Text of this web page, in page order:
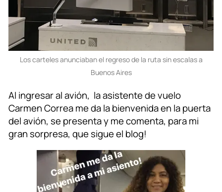
Los carteles anunciaban el regreso de la ruta sin escalas a
Buenos Aires
Al ingresar al avión, la asistente de vuelo
Carmen Correa me da la bienvenida en la puerta
del avión, se presenta y me comenta, para mi
gran sorpresa, que sigue el blog!